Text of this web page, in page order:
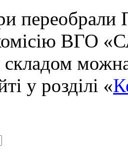
переобрали
ВГО
у розділі «